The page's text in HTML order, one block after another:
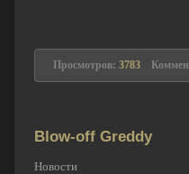
Просмотров: 3783
Blow-off Greddy
Новости